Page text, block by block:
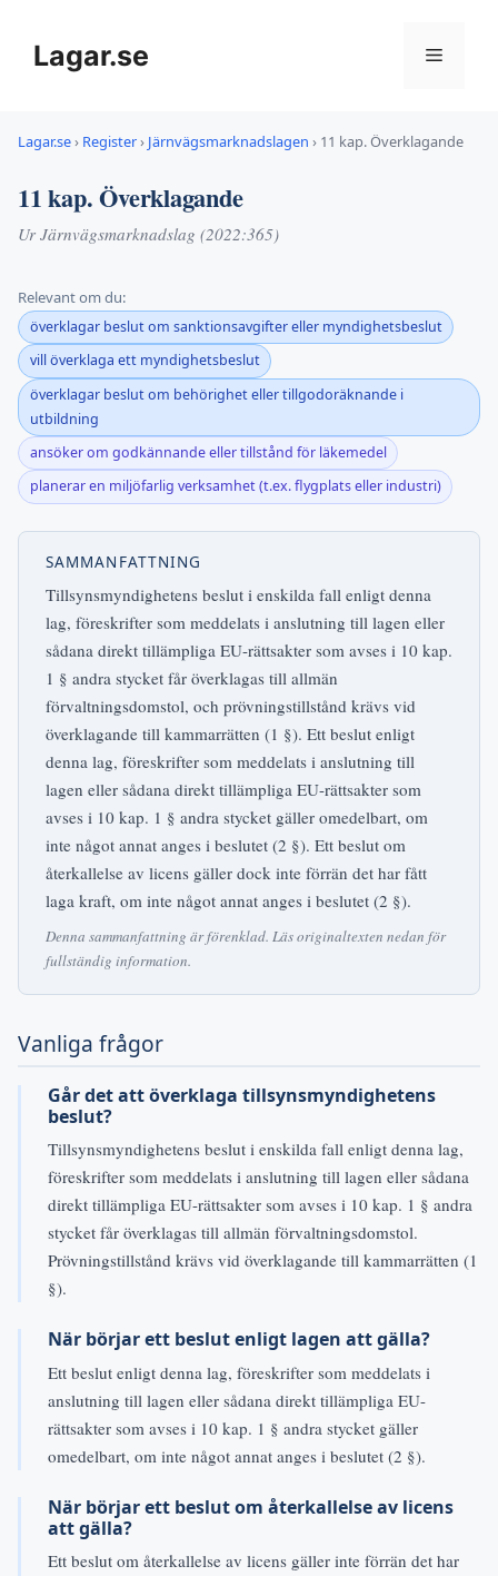
innehållLagar.se Meny
Lagar.se› Register› Järnvägsmarknadslagen › 11 kap. Överklagande
11 kap. Överklagande
Ur Järnvägsmarknadslag (2022:365)
Relevant om du:
överklagar beslut om sanktionsavgifter eller myndighetsbeslut
vill överklaga ett myndighetsbeslut
överklagar beslut om behörighet eller tillgodoräknande i
utbildning
ansöker om godkännande eller tillstånd för läkemedel
planerar en miljöfarlig verksamhet (t.ex. flygplats eller industri)
SAMMANFATTNING
Tillsynsmyndighetens beslut i enskilda fall enligt denna
lag, föreskrifter som meddelats i anslutning till lagen eller
sådana direkt tillämpliga EU-rättsakter som avses i 10 kap.
1 § andra stycket får överklagas till allmän
förvaltningsdomstol, och prövningstillstånd krävs vid
överklagande till kammarrätten (1 §). Ett beslut enligt
denna lag, föreskrifter som meddelats i anslutning till
lagen eller sådana direkt tillämpliga EU-rättsakter som
avses i 10 kap. 1 § andra stycket gäller omedelbart, om
inte något annat anges i beslutet (2 §). Ett beslut om
återkallelse av licens gäller dock inte förrän det har fått
laga kraft, om inte något annat anges i beslutet (2 §).
Denna sammanfattning är förenklad. Läs originaltexten nedan för
fullständig information.
Vanliga frågor
Går det att överklaga tillsynsmyndighetens
beslut?
Tillsynsmyndighetens beslut i enskilda fall enligt denna lag,
föreskrifter som meddelats i anslutning till lagen eller sådana
direkt tillämpliga EU-rättsakter som avses i 10 kap. 1 § andra
stycket får överklagas till allmän förvaltningsdomstol.
Prövningstillstånd krävs vid överklagande till kammarrätten (1
§).
När börjar ett beslut enligt lagen att gälla?
Ett beslut enligt denna lag, föreskrifter som meddelats i
anslutning till lagen eller sådana direkt tillämpliga EU-
rättsakter som avses i 10 kap. 1 § andra stycket gäller
omedelbart, om inte något annat anges i beslutet (2 §).
När börjar ett beslut om återkallelse av licens
att gälla?
Ett beslut om återkallelse av licens gäller inte förrän det har